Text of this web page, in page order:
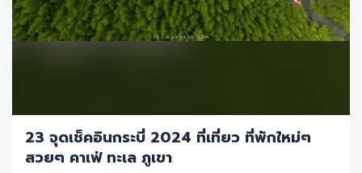
23 จุดเช็คอินกระบี่ 2024 ที่เที่ยว ที่พักใหม่ๆ
สวยๆ คาเฟ่ ทะเล ภูเขา